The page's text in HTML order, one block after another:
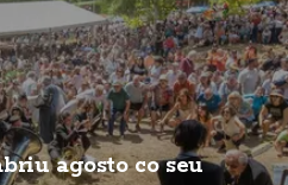
agosto co seu